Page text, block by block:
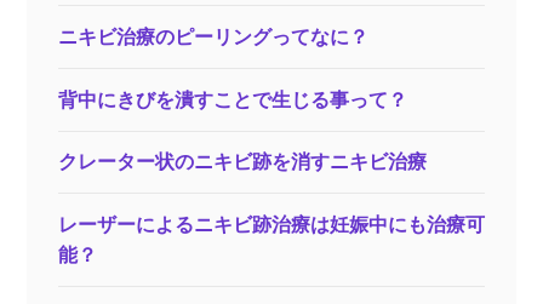
ニキビ治療のピーリングってなに？
背中にきびを潰すことで生じる事って？
クレーター状のニキビ跡を消すニキビ治療
レーザーによるニキビ跡治療は妊娠中にも治療可
能？